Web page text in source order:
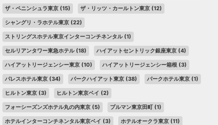
ザ・ペニンシュラ東京 (15) ザ・リッツ・カールトン東京 (12)
シャングリ・ラホテル東京 (22)
ストリングスホテル東京インターコンチネンタル(1)
セルリアンタワー東急ホテル(18) ハイアットセントリック銀座東京 (4)
ハイアットリージェンシー東京 (10) ハイアットリージェンシー箱根 (3)
パレスホテル東京 (34) パークハイアット東京 (38) パークホテル東京 (1)
ヒルトン東京 (3) ヒルトン東京ベイ (2)
フォーシーズンズホテル丸の内東京 (5) プルマン東京田町 (1)
ホテルインターコンチネンタル東京ベイ (3) ホテルオークラ東京 (11)